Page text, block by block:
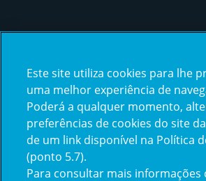
certification2
Este site utiliza cookies para lhe
uma melhor experiência de
Poderá a qualquer momento,
preferências de cookies do site
de um link disponível na Política
(ponto 5.7).
Para consultar mais informações